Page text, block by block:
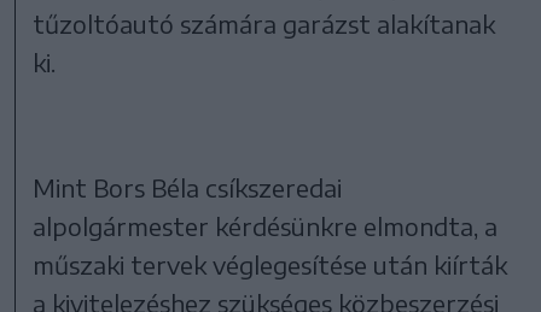
tűzoltóautó számára garázst alakítanak
ki.
Mint Bors Béla csíkszeredai
alpolgármester kérdésünkre elmondta, a
műszaki tervek véglegesítése után kiírták
a kivitelezéshez szükséges közbeszerzési